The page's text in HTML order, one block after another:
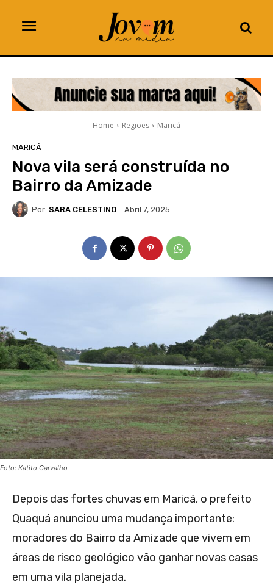
Home Regiões Maricá
MARICÁ
Nova vila será construída no
Bairro da Amizade
Por: SARA CELESTINO Abril 7, 2025
Foto: Katito Carvalho
Depois das fortes chuvas em Maricá, o prefeito
Quaquá anunciou uma mudança importante:
moradores do Bairro da Amizade que vivem em
áreas de risco geológico vão ganhar novas casas
em uma vila planejada.